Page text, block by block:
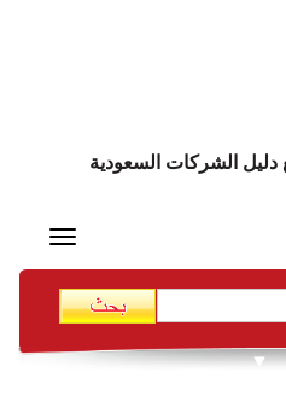
الشركات السعودية
Toggle